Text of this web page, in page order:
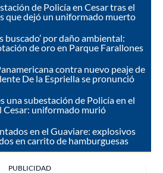
de Policía en Cesar tras el
que dejó un uniformado muerto
buscado’ por daño ambiental:
de oro en Parque Farallones
contra nuevo peaje de
De la Espriella se pronunció
una subestación de Policía en el
Cesar: uniformado murió
en el Guaviare: explosivos
en carrito de hamburguesas
PUBLICIDAD